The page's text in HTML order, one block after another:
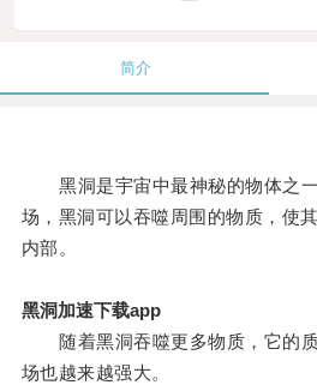
简介
黑洞是宇宙中最神秘的物体之一
场，黑洞可以吞噬周围的物质，使
内部。
黑洞加速下载app
随着黑洞吞噬更多物质，它的质
场也越来越强大。